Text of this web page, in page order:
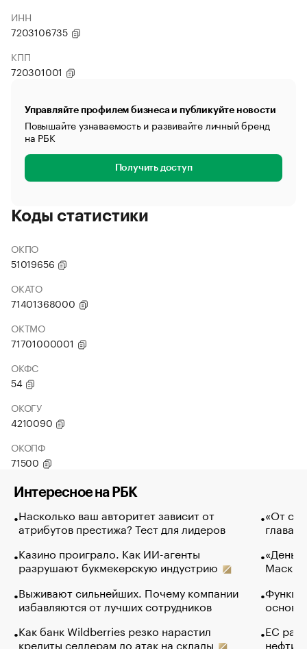
ИНН
7203106735
КПП
720301001
Управляйте профилем бизнеса и публикуйте новости
Повышайте узнаваемость и развивайте личный бренд
на РБК
Получить доступ
Коды статистики
ОКПО
51019656
ОКАТО
71401368000
ОКТМО
71701000001
ОКФС
54
ОКОГУ
4210090
ОКОПФ
71500
Интересное на РБК
Насколько ваш авторитет зависит от
атрибутов престижа? Тест для лидеров
Казино проиграло. Как ИИ-агенты
разрушают букмекерскую индустрию
Выживают сильнейших. Почему компании
избавляются от лучших сотрудников
Как банк Wildberries резко нарастил
кредиты селлерам до атак на склады
«От
глава
Маск в
основ
ЕС
нефти